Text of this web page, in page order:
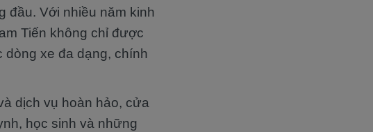
đầu. Với nhiều năm kinh
Tiến không chỉ được
dòng xe đa dạng, chính
dịch vụ hoàn hảo, cửa
học sinh và những